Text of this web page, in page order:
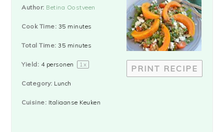
PRINT RECIPE
Author: Betina Oostveen
Cook Time: 35 minutes
Total Time: 35 minutes
Yield: 4personen 1x
Category: Lunch
Cuisine: Italiaanse Keuken